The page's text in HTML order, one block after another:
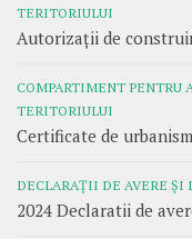
TERITORIULUI
Autorizații de
COMPARTIMENT PENTRU
TERITORIULUI
Certificate de
DECLARAȚII DE AVERE ȘI
2024 Declaratii de